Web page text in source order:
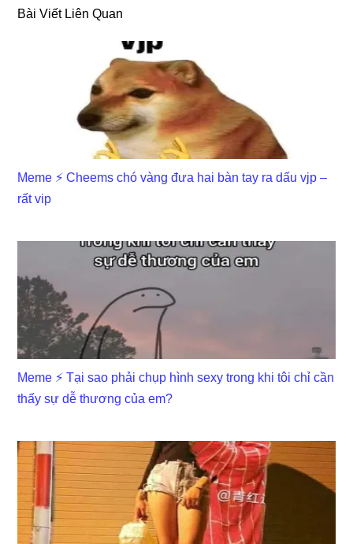
Bài Viết Liên Quan
Meme ⚡ Cheems chó vàng đưa hai bàn tay ra dấu vjp –
rất vip
Meme ⚡ Tại sao phải chụp hình sexy trong khi tôi chỉ cần
thấy sự dễ thương của em?